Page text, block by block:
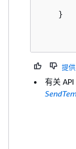
    }
提
有关